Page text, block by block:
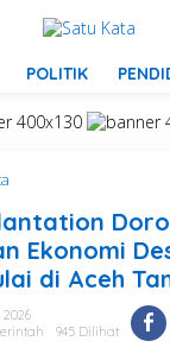
POLITIK
n
a
m
a
s
P
Ekonomi
di Aceh
2026
945 Dilihat